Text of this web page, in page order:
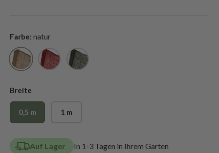
Farbe: natur
natur rot grün
Breite
0,5 m 1 m
Auf Lager In 1-3 Tagen in Ihrem Garten